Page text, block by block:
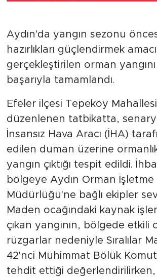
Aydın'da yangın sezonu
hazırlıkları güçlendirmek
gerçekleştirilen orman
başarıyla tamamlandı.
Efeler ilçesi Tepeköy
düzenlenen tatbikatta,
İnsansız Hava Aracı (İHA)
edilen duman üzerine
yangın çıktığı tespit edildi.
bölgeye Aydın Orman İşletme
Müdürlüğü'ne bağlı ekipler
Maden ocağındaki kaynak
çıkan yangının, bölgede etkili
rüzgarlar nedeniyle Sıralılar
42'nci Mühimmat Bölük
tehdit ettiği